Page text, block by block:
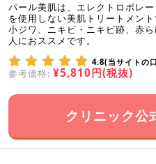
パール美肌は、エレクトロポレ
を使用しない美肌トリートメン
小ジワ、ニキビ・ニキビ跡、赤
人におススメです。
4.8(当サイトの
参考価格: ¥5,810円(税抜)
クリニック公